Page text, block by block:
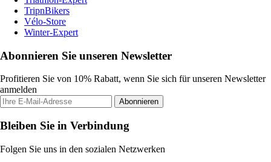
TripnBikers
Vélo-Store
Winter-Expert
Abonnieren Sie unseren Newsletter
Profitieren Sie von 10% Rabatt, wenn Sie sich für unseren Newsletter
anmelden
Abonnieren
Bleiben Sie in Verbindung
Folgen Sie uns in den sozialen Netzwerken